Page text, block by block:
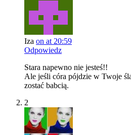
Iza on at 20:59
Odpowiedz
Stara napewno nie jesteś!!
Ale jeśli córa pójdzie w Twoje
zostać babcią.
2